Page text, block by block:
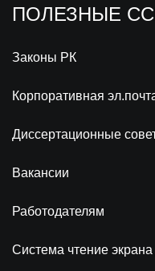
ПОЛЕЗНЫЕ
Законы РК
Корпоративная
Диссертационные
Вакансии
Работодателям
Система чтение